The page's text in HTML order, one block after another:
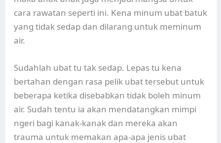
cara rawatan seperti ini. Kena minum ubat batuk
yang tidak sedap dan dilarang untuk meminum
air.
Sudahlah ubat tu tak sedap. Lepas tu kena
bertahan dengan rasa pelik ubat tersebut untuk
beberapa ketika disebabkan tidak boleh minum
air. Sudah tentu ia akan mendatangkan mimpi
ngeri bagi kanak-kanak dan mereka akan
trauma untuk memakan apa-apa jenis ubat